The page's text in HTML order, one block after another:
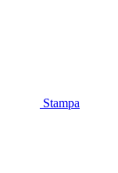
Stampa